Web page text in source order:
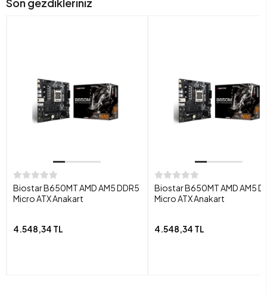
Son gezdikleriniz
Biostar B650MT AMD AM5 DDR5
Micro ATX Anakart
4.548,34 TL
Biostar B650MT AMD AM5
Micro ATX Anakart
4.548,34 TL